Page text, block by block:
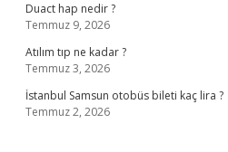
Duact hap nedir ?
Temmuz 9, 2026
Atılım tıp ne kadar ?
Temmuz 3, 2026
İstanbul Samsun otobüs bileti kaç lira ?
Temmuz 2, 2026